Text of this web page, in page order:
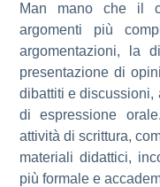
Man mano che il
argomenti più
argomentazioni, la
presentazione di
dibattiti e discussioni,
di espressione
attività di scrittura,
materiali didattici,
più formale e